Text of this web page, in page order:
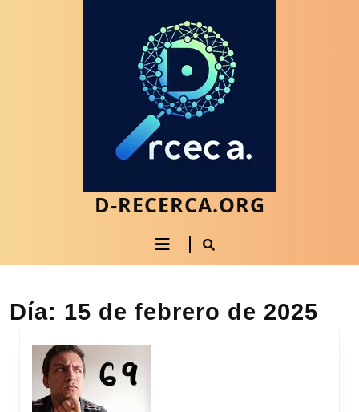
D-RECERCA.ORG
Botón
apertura
Día: 15 de febrero de 2025